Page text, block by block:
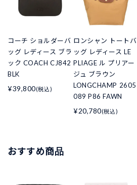
コーチ ショルダーバ
ッグ レディース ブラ
ック COACH CJ842
BLK
¥39,800(税込)
ロンシャン トートバ
ッグ レディース LE
PLIAGE ル プリアー
ジュ ブラウン
LONGCHAMP 2605
089 P86 FAWN
¥20,780(税込)
おすすめ商品